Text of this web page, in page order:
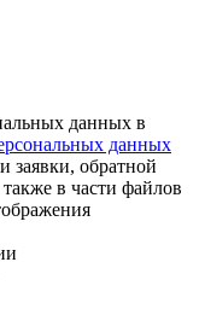
данных в
данных
заявки, обратной
в части файлов